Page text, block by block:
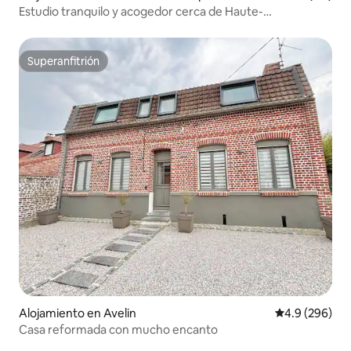
Estudio tranquilo y acogedor cerca de Haute-
Superanfitrión
Superanfitrión
Alojamiento en Avelin Calificación
4.9 (296)
Casa reformada con mucho encanto